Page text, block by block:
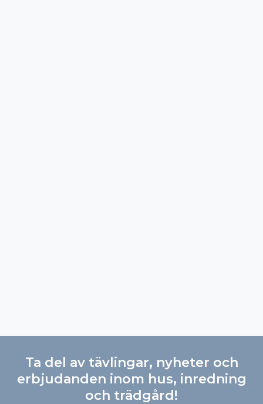
Ta del av tävlingar, nyheter och
erbjudanden inom hus, inredning
och trädgård!